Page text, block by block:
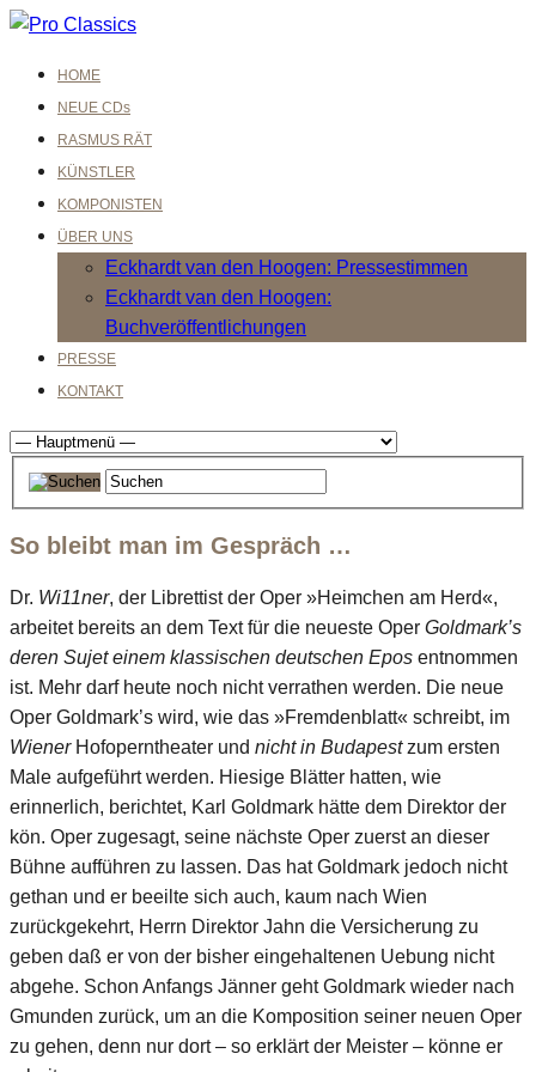
HOME
NEUE CDs
RASMUS RÄT
KÜNSTLER
KOMPONISTEN
ÜBER UNS
Eckhardt van den Hoogen: Pressestimmen
Eckhardt van den Hoogen:
Buchveröffentlichungen
PRESSE
KONTAKT
So bleibt man im Gespräch …
Dr. Wi11ner, der Librettist der Oper »Heimchen am Herd«,
arbeitet bereits an dem Text für die neueste Oper Goldmark’s
deren Sujet einem klassischen deutschen Epos entnommen
ist. Mehr darf heute noch nicht verrathen werden. Die neue
Oper Goldmark’s wird, wie das »Fremdenblatt« schreibt, im
WienerHofoperntheater und nicht in Budapestzum ersten
Male aufgeführt werden. Hiesige Blätter hatten, wie
erinnerlich, berichtet, Karl Goldmark hätte dem Direktor der
kön. Oper zugesagt, seine nächste Oper zuerst an dieser
Bühne aufführen zu lassen. Das hat Goldmark jedoch nicht
gethan und er beeilte sich auch, kaum nach Wien
zurückgekehrt, Herrn Direktor Jahn die Versicherung zu
geben daß er von der bisher eingehaltenen Uebung nicht
abgehe. Schon Anfangs Jänner geht Goldmark wieder nach
Gmunden zurück, um an die Komposition seiner neuen Oper
zu gehen, denn nur dort – so erklärt der Meister – könne er